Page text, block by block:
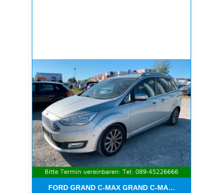
FORD GRAND C-MAX GRAND C-MAX TITANIUM*7-